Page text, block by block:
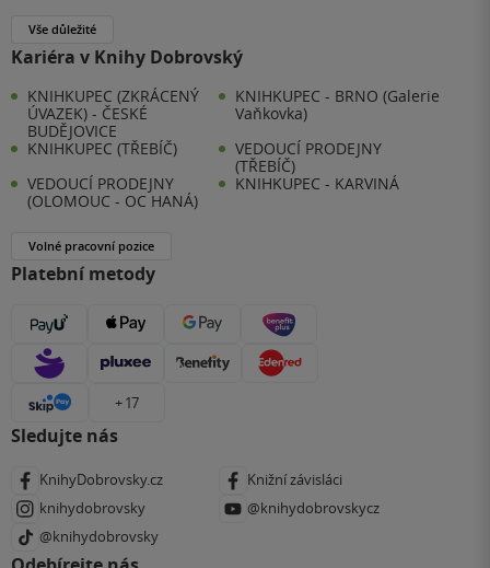
Vše důležité
Kariéra v Knihy Dobrovský
KNIHKUPEC (ZKRÁCENÝ
ÚVAZEK) - ČESKÉ
BUDĚJOVICE
KNIHKUPEC - BRNO (Galerie
Vaňkovka)
KNIHKUPEC (TŘEBÍČ)
VEDOUCÍ PRODEJNY
(TŘEBÍČ)
VEDOUCÍ PRODEJNY
(OLOMOUC - OC HANÁ)
KNIHKUPEC - KARVINÁ
Volné pracovní pozice
Platební metody
+ 17
Sledujte nás
KnihyDobrovsky.cz
Knižní závisláci
knihydobrovsky
@knihydobrovskycz
@knihydobrovsky